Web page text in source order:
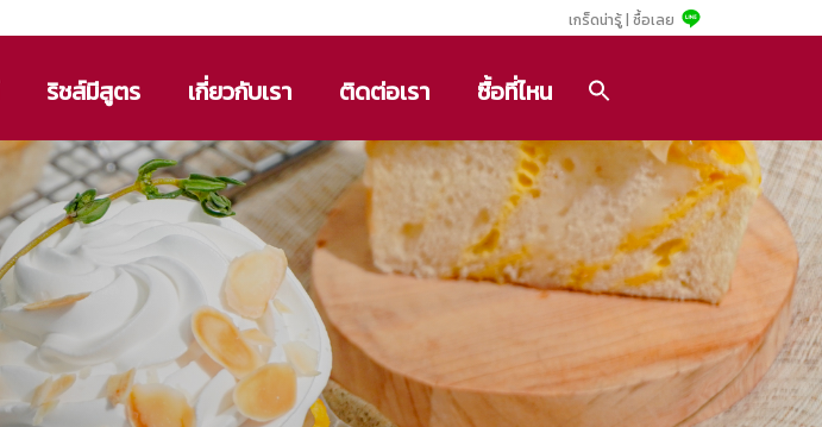
เกร็ดน่ารู้ | ซื้อเลย
ริชส์มีสูตร เกี่ยวกับเรา ติดต่อเรา ซื้อที่ไหน